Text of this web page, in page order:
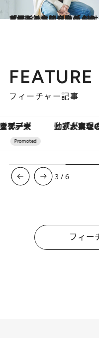
2023.3.24
「ほんとうに奇跡のような場所！」朝ドラ「らんまん」神木隆之介が 魅せられた、高知ってどんなところ？
カルチャー
FEATURE
フィーチャー記事
3 /6
フィー